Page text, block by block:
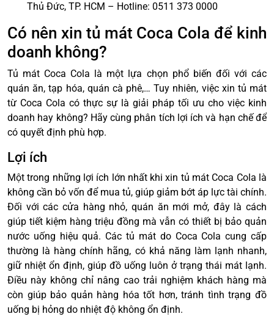
Thủ Đức, TP. HCM – Hotline: 0511 373 0000
Có nên xin tủ mát Coca Cola để kinh
doanh không?
Tủ mát Coca Cola là một lựa chọn phổ biến đối với các
quán ăn, tạp hóa, quán cà phê,… Tuy nhiên, việc xin tủ mát
từ Coca Cola có thực sự là giải pháp tối ưu cho việc kinh
doanh hay không? Hãy cùng phân tích lợi ích và hạn chế để
có quyết định phù hợp.
Lợi ích
Một trong những lợi ích lớn nhất khi xin tủ mát Coca Cola là
không cần bỏ vốn để mua tủ, giúp giảm bớt áp lực tài chính.
Đối với các cửa hàng nhỏ, quán ăn mới mở, đây là cách
giúp tiết kiệm hàng triệu đồng mà vẫn có thiết bị bảo quản
nước uống hiệu quả. Các tủ mát do Coca Cola cung cấp
thường là hàng chính hãng, có khả năng làm lạnh nhanh,
giữ nhiệt ổn định, giúp đồ uống luôn ở trạng thái mát lạnh.
Điều này không chỉ nâng cao trải nghiệm khách hàng mà
còn giúp bảo quản hàng hóa tốt hơn, tránh tình trạng đồ
uống bị hỏng do nhiệt độ không ổn định.